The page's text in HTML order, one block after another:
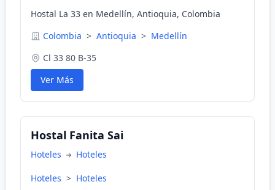
Hostal La 33 en Medellín, Antioquia, Colombia
Colombia > Antioquia > Medellín
Cl 33 80 B-35
Ver Más
Hostal Fanita Sai
Hoteles Hoteles
Hoteles > Hoteles